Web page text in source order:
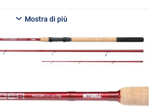
Tanager Power
Mostra di più